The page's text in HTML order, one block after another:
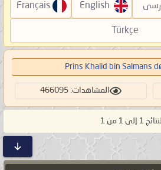
English
Français
Türkçe
Prins Khalid bin Salmans
المشاهدات: 466095
النتائج 1 إلى 1 من 1